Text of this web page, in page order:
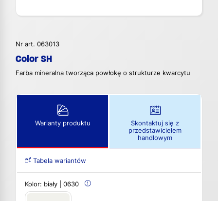
Nr art. 063013
Color SH
Farba mineralna tworząca powłokę o strukturze kwarcytu
Warianty produktu
Skontaktuj się z
przedstawicielem
handlowym
Tabela wariantów
Kolor: biały | 0630